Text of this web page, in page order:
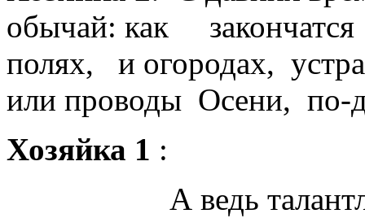
обычай: как
полях, и огородах,
или проводы Осени, по-
Хозяйка 1 :
А ведь